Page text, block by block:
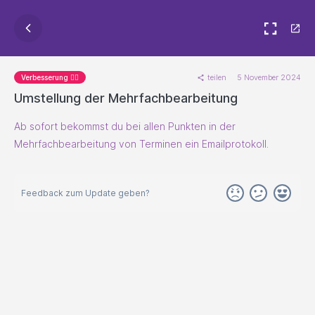
Verbesserung 🐱‍🏍 teilen 5 November 2024
Umstellung der Mehrfachbearbeitung
Ab sofort bekommst du bei allen Punkten in der
Mehrfachbearbeitung von Terminen ein Emailprotokoll.
Feedback zum Update geben?